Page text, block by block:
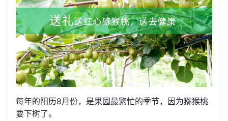
每年的阳历8月份，是果园最繁忙的季节，因为猕猴桃
要下树了。